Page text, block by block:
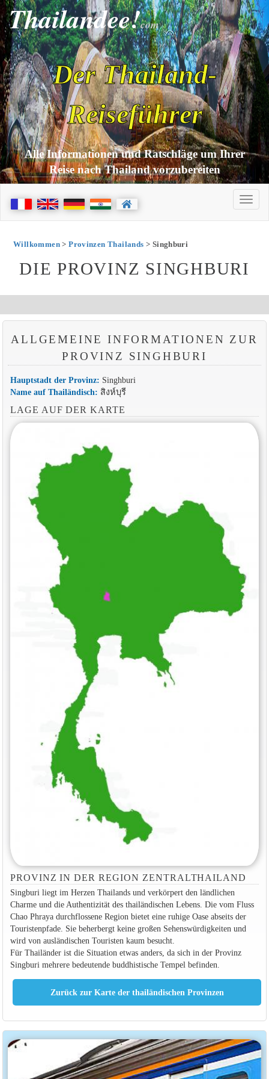
Thailandee!com
Der Thailand-
Reiseführer
Alle Informationen und Ratschläge um Ihrer
Reise nach Thailand vorzubereiten
Willkommen>Provinzen Thailands > Singhburi
DIE PROVINZ SINGHBURI
ALLGEMEINE INFORMATIONEN ZUR
PROVINZ SINGHBURI
Hauptstadt der Provinz: Singhburi
Name auf Thailändisch: สิงห์บุรี
LAGE AUF DER KARTE
PROVINZ IN DER REGION ZENTRALTHAILAND
Singburi liegt im Herzen Thailands und verkörpert den ländlichen
Charme und die Authentizität des thailändischen Lebens. Die vom Fluss
Chao Phraya durchflossene Region bietet eine ruhige Oase abseits der
Touristenpfade. Sie beherbergt keine großen Sehenswürdigkeiten und
wird von ausländischen Touristen kaum besucht.
Für Thailänder ist die Situation etwas anders, da sich in der Provinz
Singburi mehrere bedeutende buddhistische Tempel befinden.